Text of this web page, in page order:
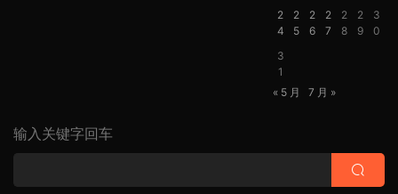
2
4
2
5
2
6
2
7
2
8
2
9
3
0
3
1
« 5 月
7 月 »
输入关键字回车